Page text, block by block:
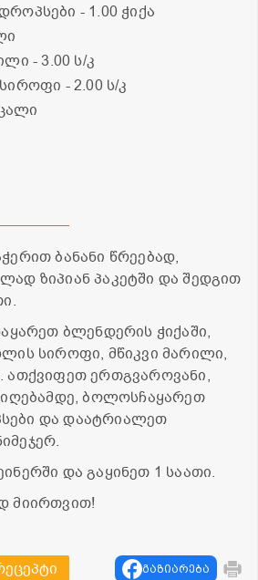
- 1.00 ჭიქა
- 3.00 ს/კ
- 2.00 ს/კ
ბანანი წრეებად,
ზიპიან პაკეტში და შედგით
ბლენდერის ჭიქაში,
სიროფი, მწიკვი მარილი,
ათქვიფეთ ერთგვაროვანი,
ბოლოსჩაყარეთ
და დაატრიალეთ
და გაყინეთ 1 საათი.
მიირთვით!
გაზიარება